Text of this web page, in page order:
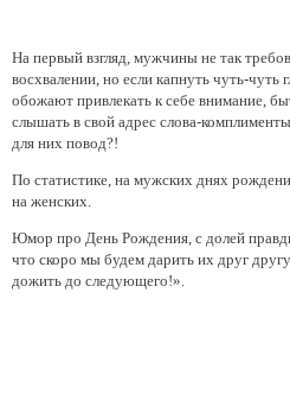
На первый взгляд, мужчины не так
восхвалении, но если капнуть чуть-чуть
обожают привлекать к себе внимание,
слышать в свой адрес слова-
для них повод?!
По статистике, на мужских днях
на женских.
Юмор про День Рождения, с долей
что скоро мы будем дарить их друг
дожить до следующего!».